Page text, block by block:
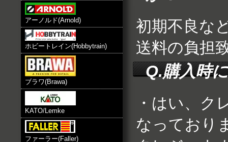
アーノルド(Arnold)
ホビートレイン(Hobbytrain)
ブラワ(Brawa)
KATO/Lemke
ファーラー(Faller)
初期不良な
送料の負担
Q.購入時
・はい、ク
なっており